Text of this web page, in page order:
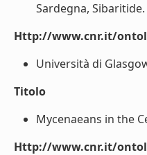
Sardegna,
Http://www.cnr.it/
Università di
Titolo
Mycenaeans in the
Http://www.cnr.it/